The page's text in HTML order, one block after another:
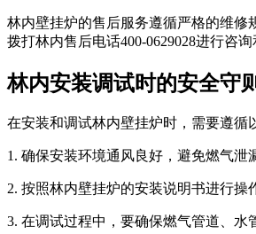
林内壁挂炉的售后服务遵循严格的维修
拨打林内售后电话400-0629028进行咨
林内安装调试时的安全守
在安装和调试林内壁挂炉时，需要遵循
1. 确保安装环境通风良好，避免燃气泄
2. 按照林内壁挂炉的安装说明书进行操
3. 在调试过程中，要确保燃气管道、水